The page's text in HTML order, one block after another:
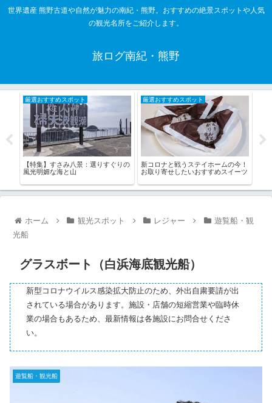
世界遺産 熊野古道や自然が魅力の南紀・熊野。おすすめの絶景スポットや人気
の観光名所をご紹介します。
旅ログ南紀・熊野
厳選おすすめスポット
【特集】すさみ八景：選りすぐりの
風光明媚な海と山
厳選おすすめスポット
新コロナと戦うステイホームの今！
お取り寄せしたいおすすめスイーツ
ホーム 観光スポット レジャー
遊覧船・観
光船
グラスボート（白浜海底観光船）
新型コロナウイルス感染拡大防止のため、外出自粛要請が出
されている場合があります。施設・店舗の短縮営業や臨時休
業の場合もあるため、最新情報は各施設にお問合せくださ
い。
遊覧船・観光船